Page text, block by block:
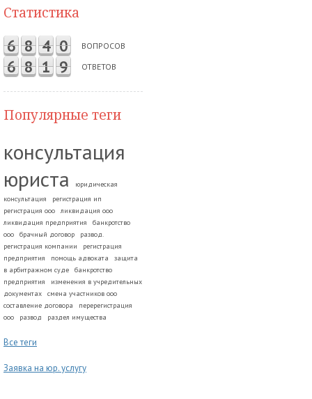
Статистика
6 8 4 0 ВОПРОСОВ
6 8 1 9 ОТВЕТОВ
Популярные теги
консультация
юриста
юридическая
консультация
регистрация ип
регистрация ооо
ликвидация ооо
ликвидация предприятия
банкротство
ооо
брачный договор
развод.
регистрация компании
регистрация
предприятия
помощь адвоката
защита
в арбитражном суде
банкротство
предприятия
изменения в учредительных
документах
смена участников ооо
составление договора
перерегистрация
ооо
развод раздел имущества
Все теги
Заявка на юр. услугу